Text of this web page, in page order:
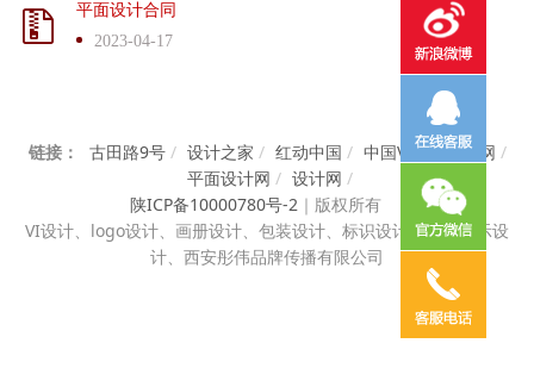
平面设计合同
2023-04-17
链接： 古田路9号 / 设计之家 / 红动中国 / 中国VI设计知识网 /
平面设计网 / 设计网 /
陕ICP备10000780号-2 ｜ 版权所有
VI设计、 logo设计、画册设计、包装设计、标识设计、展览展示设
计、西安彤伟品牌传播有限公司